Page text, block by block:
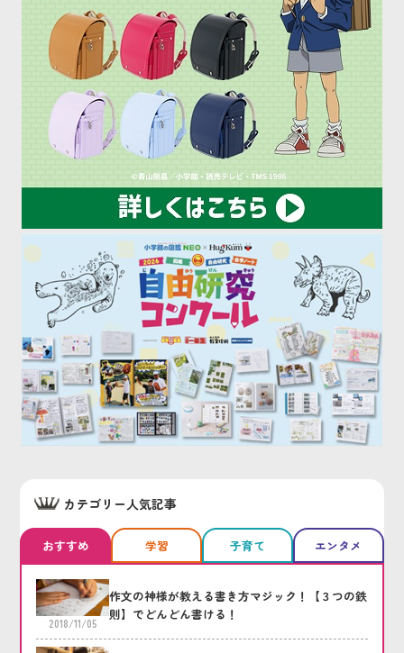
カテゴリー人気記事
おすすめ 学習 子育て エンタメ
2018/11/05
作文の神様が教える書き方マジック！【３つの鉄
則】でどんどん書ける！